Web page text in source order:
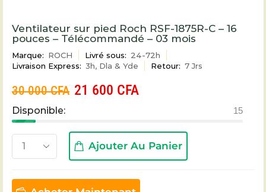
Ventilateur sur pied Roch RSF-1875R-C – 16
pouces – Télécommandé – 03 mois
Marque: ROCH Livré sous: 24-72h
Livraison Express: 3h, Dla & Yde Retour: 7 Jrs
30 000CFA 21 600 CFA
Disponible: 15
Ajouter Au Panier